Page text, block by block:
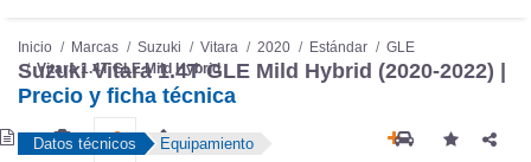
Inicio Marcas Suzuki Vitara 2020 Estándar
GLE
Vitara 1.4T GLE Mild Hybrid
Suzuki Vitara 1.4T GLE Mild Hybrid (2020-2022) |
Precio y ficha técnica
Datos técnicos Equipamiento